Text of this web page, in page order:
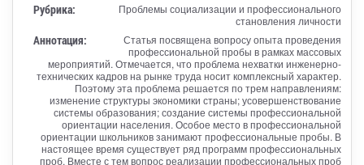
Рубрика:
Проблемы социализации и профессионального
становления личности
Аннотация:
Статья посвящена вопросу опыта проведения
профессиональной пробы в рамках массовых
мероприятий. Отмечается, что проблема нехватки инженерно-
технических кадров на рынке труда носит комплексный характер.
Поэтому эта проблема решается по трем направлениям:
изменение структуры экономики страны; усовершенствование
системы образования; создание системы профессиональной
ориентации населения. Особое место в профессиональной
ориентации школьников занимают профессиональные пробы. В
настоящее время существует ряд программ профессиональных
проб. Вместе с тем вопрос реализации профессиональных проб